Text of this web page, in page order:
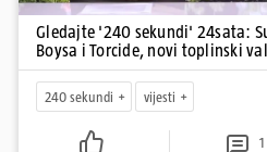
Gledajte '240 sekundi' 24sata:
Boysa i Torcide, novi toplinski
240 sekundi vijesti
1